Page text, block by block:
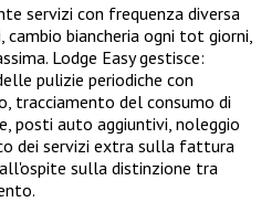
servizi con frequenza diversa
biancheria ogni tot giorni,
Lodge Easy gestisce:
pulizie periodiche con
tracciamento del consumo di
posti auto aggiuntivi, noleggio
dei servizi extra sulla fattura
sulla distinzione tra